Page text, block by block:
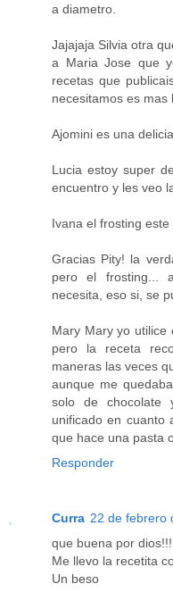
a diametro.
Jajajaja Silvia otra
a Maria Jose que
recetas que
necesitamos es mas
Ajomini es una
Lucia estoy super
encuentro y les veo
Ivana el frosting
Gracias Pity! la
pero el frosting...
necesita, eso si, se
Mary Mary yo utilice
pero la receta
maneras las veces
aunque me
solo de chocolate
unificado en cuanto
que hace una pasta
Responder
Curra 22 de febrero
que buena por
Me llevo la recetita
Un beso